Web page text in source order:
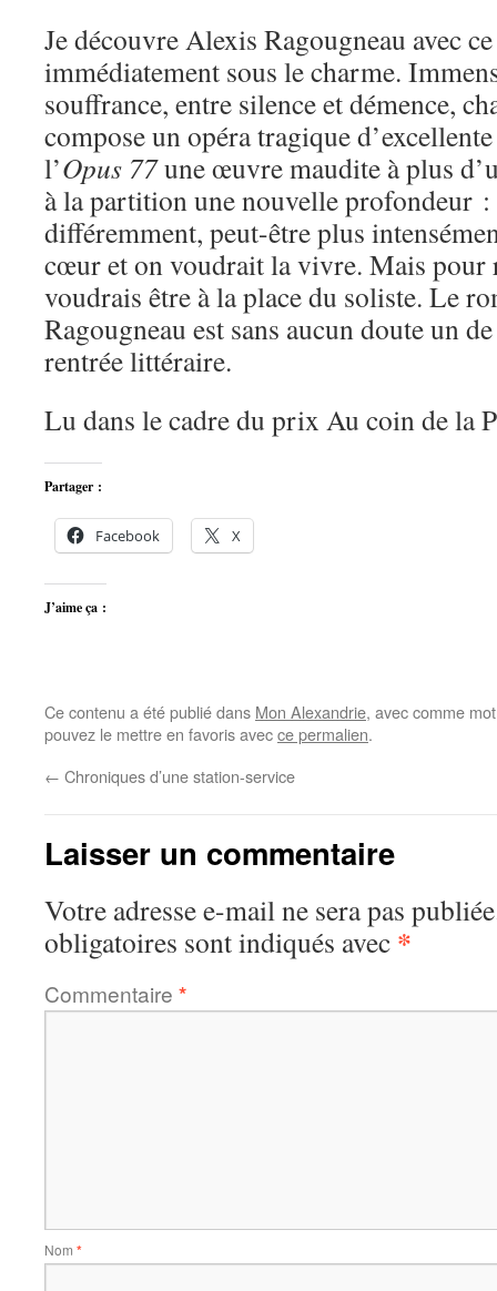
Je découvre Alexis Ragougneau avec
immédiatement sous le charme.
souffrance, entre silence et démence,
compose un opéra tragique
l’Opus 77une œuvre maudite à plus
à la partition une nouvelle profondeur :
différemment, peut-être plus
cœur et on voudrait la vivre. Mais pour
voudrais être à la place du soliste. Le
Ragougneau est sans aucun doute un
rentrée littéraire.
Lu dans le cadre du prix Au coin de la
Partager :
Facebook X
J’aime ça :
Ce contenu a été publié dans Mon Alexandrie, avec comme
pouvez le mettre en favoris avecce permalien.
← Chroniques d’une station-service
Laisser un commentaire
Votre adresse e-mail ne sera pas
obligatoires sont indiqués avec *
Commentaire *
Nom *